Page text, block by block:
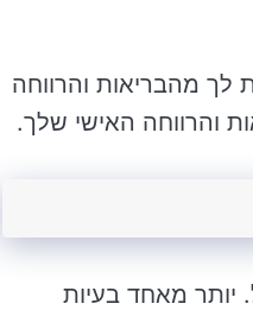
לך מהבריאות והרווחה
והרווחה האישי שלך.
יותר מאחד בעיות